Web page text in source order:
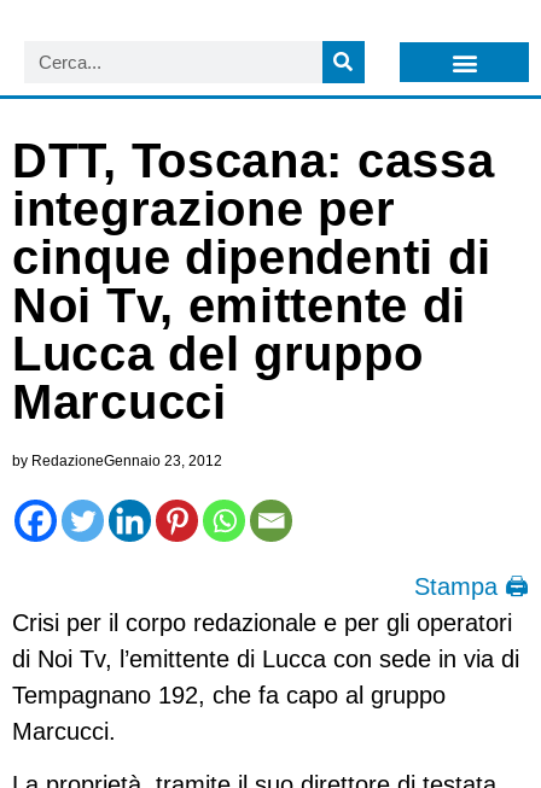
DTT, Toscana: cassa
integrazione per
cinque dipendenti di
Noi Tv, emittente di
Lucca del gruppo
Marcucci
by RedazioneGennaio 23, 2012
Stampa 🖨
Crisi per il corpo redazionale e per gli operatori
di Noi Tv, l’emittente di Lucca con sede in via di
Tempagnano 192, che fa capo al gruppo
Marcucci.